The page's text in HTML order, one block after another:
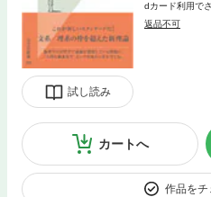
試し読み
dカード利用で
返品不可
カートへ
作品をチ